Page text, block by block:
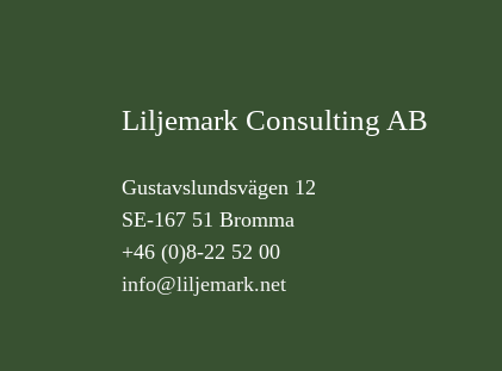
Liljemark Consulting AB
Gustavslundsvägen 12
SE-167 51 Bromma
+46 (0)8-22 52 00
info@liljemark.net